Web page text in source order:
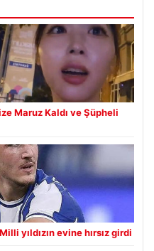
Maruz Kaldı ve Şüpheli
yıldızın evine hırsız girdi